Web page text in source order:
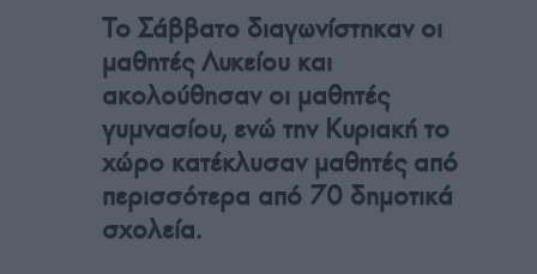
Το Σάββατο διαγωνίστηκαν οι
μαθητές Λυκείου και
ακολούθησαν οι μαθητές
γυμνασίου, ενώ την Κυριακή το
χώρο κατέκλυσαν μαθητές από
περισσότερα από 70 δημοτικά
σχολεία.